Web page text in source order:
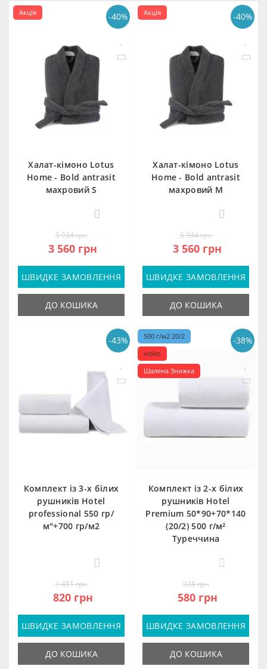
-40%
Акція
Халат-кімоно Lotus
Home - Bold antrasit
махровий S
0
5 934 грн
3 560 грн
ШВИДКЕ ЗАМОВЛЕННЯ
ДО КОШИКА
-40%
Акція
Халат-кімоно Lotus
Home - Bold antrasit
махровий M
0
5 934 грн
3 560 грн
ШВИДКЕ ЗАМОВЛЕННЯ
ДО КОШИКА
-43%
Комплект із 3-х білих
рушників Hotel
professional 550 гр/
м"+700 гр/м2
7
1 451 грн
820 грн
ШВИДКЕ ЗАМОВЛЕННЯ
ДО КОШИКА
-38%
500 г/м2 20/2
video
Шалена Знижка
Комплект із 2-х білих
рушників Hotel
Premium 50*90+70*140
(20/2) 500 г/м²
Туреччина
59
938 грн
580 грн
ШВИДКЕ ЗАМОВЛЕННЯ
ДО КОШИКА